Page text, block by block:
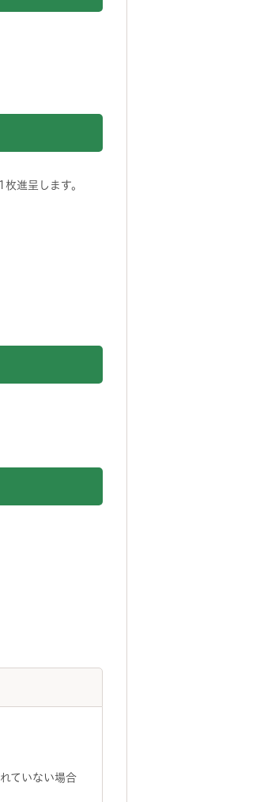
進呈します。
ていない場合